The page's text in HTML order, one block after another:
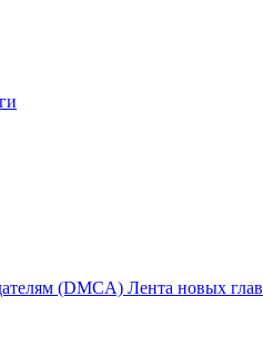
(DMCA) Лента новых глав